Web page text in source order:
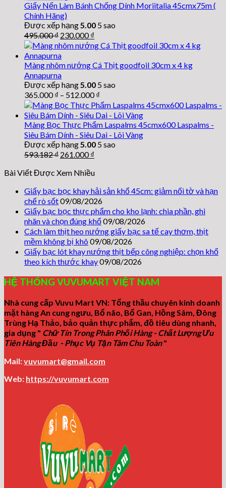
thước
Giấy Nến Làm Bánh Chống Dính Moriitalia 45cmx75m (
Chính Hãng)
Được xếp hạng5.00 5 sao
495.000₫ Giá
gốc
là:
495.000 ₫.
230.000₫
hiện
là:
Màng nhôm nướng Cá Thịt goodfoil 30cm x 4 kg
Annapurna
Được xếp hạng5.00 5 sao
365.000₫ – 512.000₫
Màng Bọc Thực Phẩm Laspalms 45cmx600 Laspalms -
Siêu Bám Dính - Siêu Dai - Lõi Vàng
Được xếp hạng5.00 5 sao
593.182₫ Giá
là:
261.000₫
tại
261.000 ₫.
Bài Viết Được Xem Nhiều
Giấy bạc bọc khay hải sản khổ 45cm: giảm nối tờ và hạn
chế rò sốt09/08/2026
Giấy bạc bọc thực phẩm cho kho lạnh: chia phần, ghi
nhãn và chọn đúng khổ09/08/2026
Cách làm thịt heo nướng giấy bạc sa tế cay thơm, thịt
mềm không bị khô 09/08/2026
Giấy bạc lót khay nướng thịt bếp công nghiệp: chọn khổ
theo kích thước khay09/08/2026
HỆ THỐNG VUVUMART VIỆT NAM
Nhà cung cấp Vuvu Mart VN: Tổng thầu chuyên kinh doanh
mặt hàng An cung ngưu, Bổ não, Bổ Gan, Hồng Sâm, Đông
Trùng Hạ Thảo, bảo quản thực phẩm, đồ tiêu dùng nhanh,
gia dụng " Chữ Tín Trong Phân Phối Hàng - Chất Lượng Ưu
Tiên Hàng Đầu - Phục Vụ Tận Tâm Chu Toàn"
Mail:vuvumart@gmail.com
Web: https://vuvumart.com